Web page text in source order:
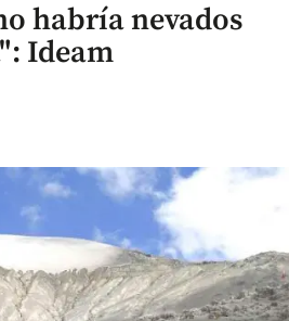
habría nevados
Ideam